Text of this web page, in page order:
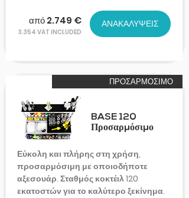
από 2.749 €
3.354 VAT INCLUDED
ΑΝΑΚΑΛΥΨΕΙΣ
ΠΡΟΣΑΡΜΟΣΙΜΟ
BASE 120
Προσαρμόσιμο
Εύκολη και πλήρης στη χρήση,
προσαρμόσιμη με οποιοδήποτε
αξεσουάρ. Σταθμός κοκτέιλ 120
εκατοστών για το καλύτερο ξεκίνημα.